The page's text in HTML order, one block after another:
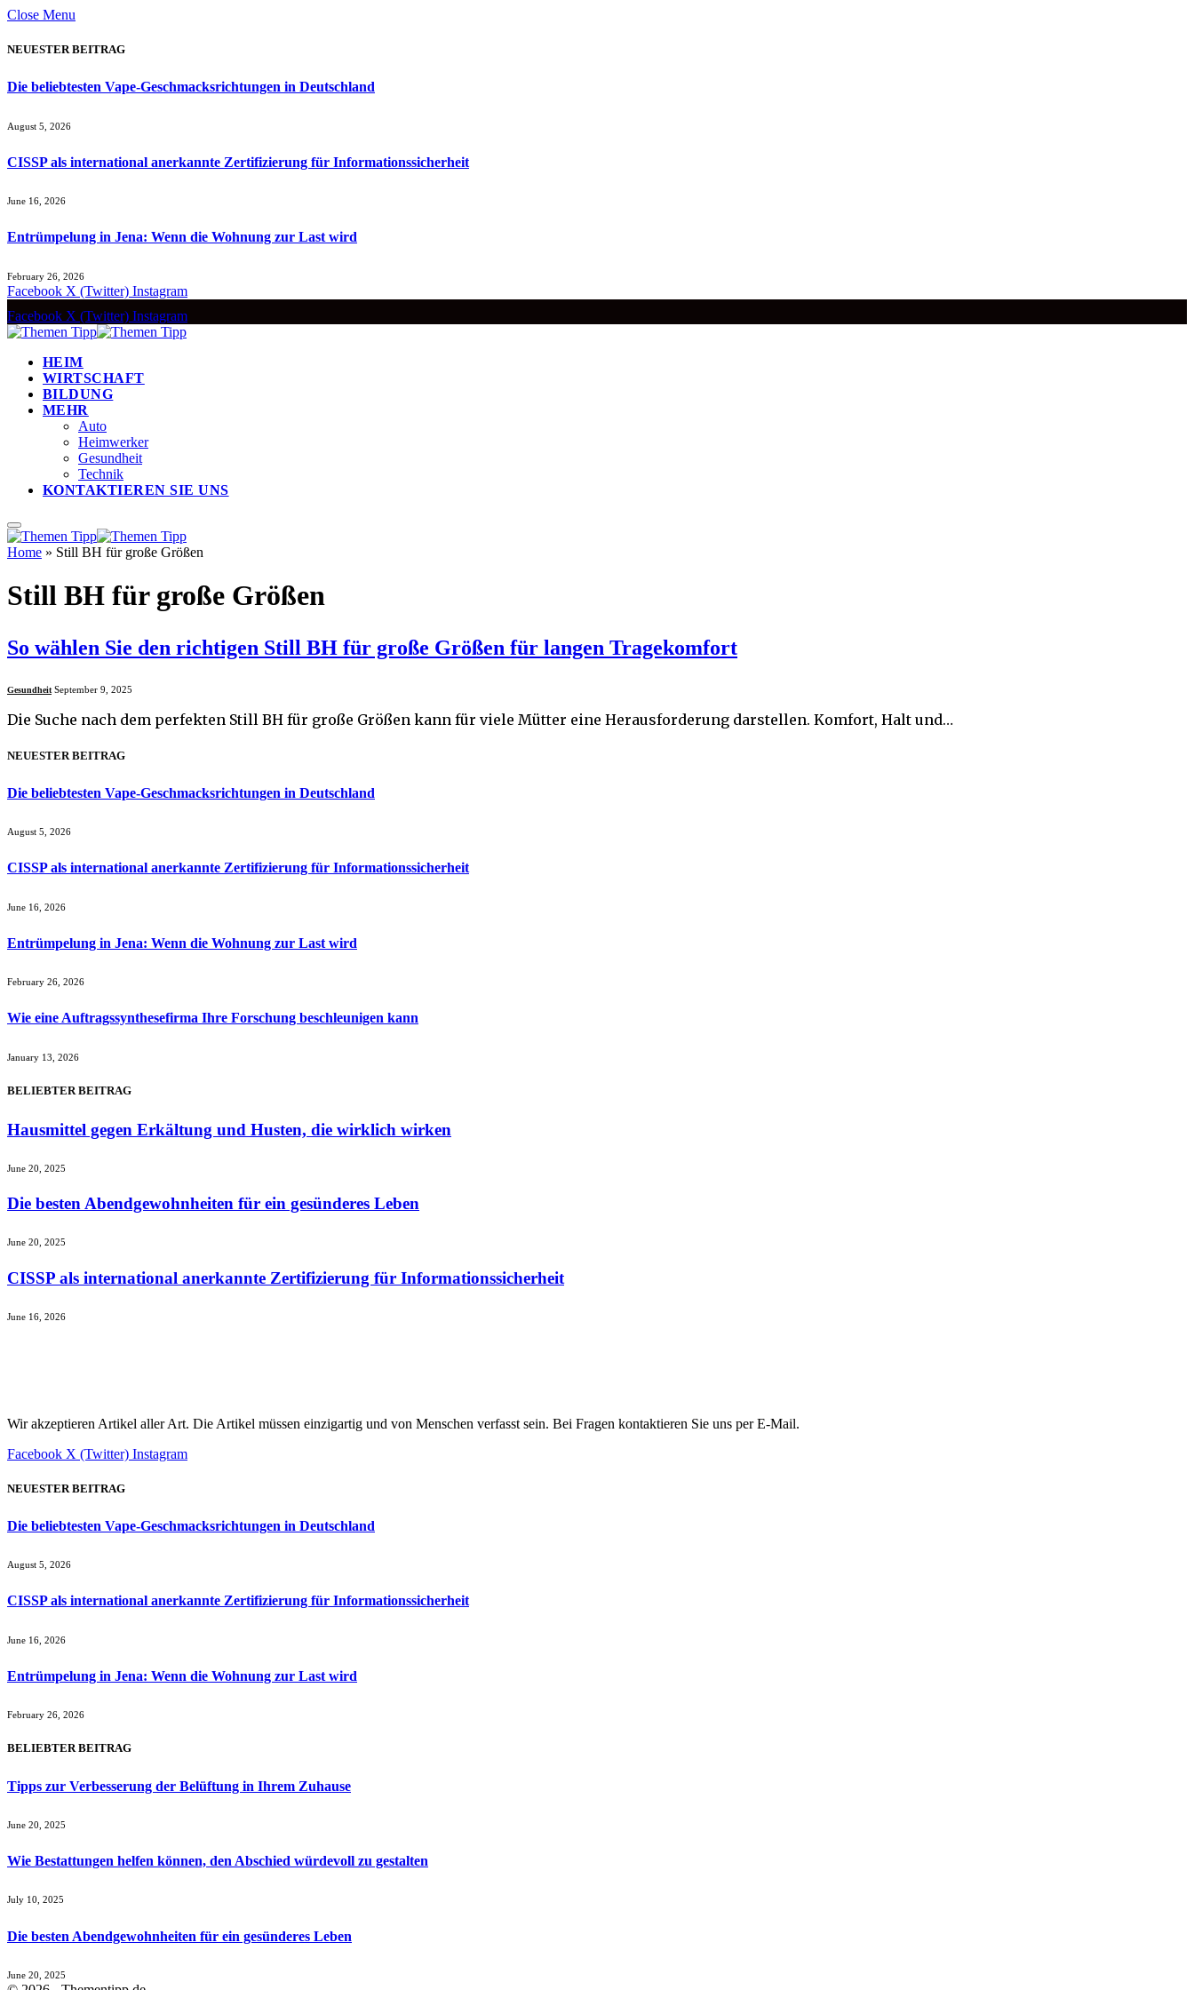
Close Menu
NEUESTER BEITRAG
Die beliebtesten Vape-Geschmacksrichtungen in Deutschland
August 5, 2026
CISSP als international anerkannte Zertifizierung für Informationssicherheit
June 16, 2026
Entrümpelung in Jena: Wenn die Wohnung zur Last wird
February 26, 2026
Facebook X (Twitter) Instagram
Facebook X (Twitter) Instagram
HEIM
WIRTSCHAFT
BILDUNG
MEHR
Auto
Heimwerker
Gesundheit
Technik
KONTAKTIEREN SIE UNS
Home » Still BH für große Größen
Still BH für große Größen
So wählen Sie den richtigen Still BH für große Größen für langen Tragekomfort
Gesundheit September 9, 2025
Die Suche nach dem perfekten Still BH für große Größen kann für viele Mütter eine Herausforderung darstellen. Komfort, Halt und…
NEUESTER BEITRAG
Die beliebtesten Vape-Geschmacksrichtungen in Deutschland
August 5, 2026
CISSP als international anerkannte Zertifizierung für Informationssicherheit
June 16, 2026
Entrümpelung in Jena: Wenn die Wohnung zur Last wird
February 26, 2026
Wie eine Auftragssynthesefirma Ihre Forschung beschleunigen kann
January 13, 2026
BELIEBTER BEITRAG
Hausmittel gegen Erkältung und Husten, die wirklich wirken
June 20, 2025
Die besten Abendgewohnheiten für ein gesünderes Leben
June 20, 2025
CISSP als international anerkannte Zertifizierung für Informationssicherheit
June 16, 2026
Wir akzeptieren Artikel aller Art. Die Artikel müssen einzigartig und von Menschen verfasst sein. Bei Fragen kontaktieren Sie uns per E-Mail.
Facebook X (Twitter) Instagram
NEUESTER BEITRAG
Die beliebtesten Vape-Geschmacksrichtungen in Deutschland
August 5, 2026
CISSP als international anerkannte Zertifizierung für Informationssicherheit
June 16, 2026
Entrümpelung in Jena: Wenn die Wohnung zur Last wird
February 26, 2026
BELIEBTER BEITRAG
Tipps zur Verbesserung der Belüftung in Ihrem Zuhause
June 20, 2025
Wie Bestattungen helfen können, den Abschied würdevoll zu gestalten
July 10, 2025
Die besten Abendgewohnheiten für ein gesünderes Leben
June 20, 2025